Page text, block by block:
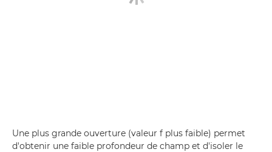
Une plus grande ouverture (valeur f plus faible) permet
d'obtenir une faible profondeur de champ et d'isoler le